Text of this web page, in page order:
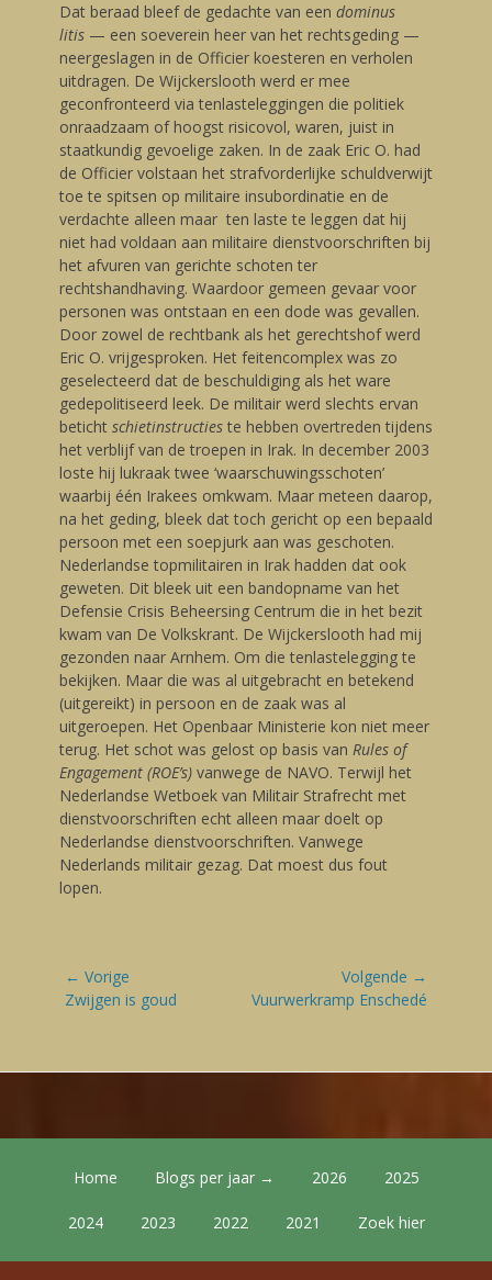
Dat beraad bleef de gedachte van een dominus
litis — een soeverein heer van het rechtsgeding —
neergeslagen in de Officier koesteren en verholen
uitdragen. De Wijckerslooth werd er mee
geconfronteerd via tenlasteleggingen die politiek
onraadzaam of hoogst risicovol, waren, juist in
staatkundig gevoelige zaken. In de zaak Eric O. had
de Officier volstaan het strafvorderlijke schuldverwijt
toe te spitsen op militaire insubordinatie en de
verdachte alleen maar ten laste te leggen dat hij
niet had voldaan aan militaire dienstvoorschriften bij
het afvuren van gerichte schoten ter
rechtshandhaving. Waardoor gemeen gevaar voor
personen was ontstaan en een dode was gevallen.
Door zowel de rechtbank als het gerechtshof werd
Eric O. vrijgesproken. Het feitencomplex was zo
geselecteerd dat de beschuldiging als het ware
gedepolitiseerd leek. De militair werd slechts ervan
beticht schietinstructies te hebben overtreden tijdens
het verblijf van de troepen in Irak. In december 2003
loste hij lukraak twee ‘waarschuwingsschoten’
waarbij één Irakees omkwam. Maar meteen daarop,
na het geding, bleek dat toch gericht op een bepaald
persoon met een soepjurk aan was geschoten.
Nederlandse topmilitairen in Irak hadden dat ook
geweten. Dit bleek uit een bandopname van het
Defensie Crisis Beheersing Centrum die in het bezit
kwam van De Volkskrant. De Wijckerslooth had mij
gezonden naar Arnhem. Om die tenlastelegging te
bekijken. Maar die was al uitgebracht en betekend
(uitgereikt) in persoon en de zaak was al
uitgeroepen. Het Openbaar Ministerie kon niet meer
terug. Het schot was gelost op basis van Rules of
Engagement (ROE’s) vanwege de NAVO. Terwijl het
Nederlandse Wetboek van Militair Strafrecht met
dienstvoorschriften echt alleen maar doelt op
Nederlandse dienstvoorschriften. Vanwege
Nederlands militair gezag. Dat moest dus fout
lopen.
Bericht
navigatie
← Vorige
Vorige
Zwijgen is goud
Volgende →
Volgende
Vuurwerkramp Enschedé
Footer Menu
content
Home Blogs per jaar → 2026 2025
2024 2023 2022 2021 Zoek hier